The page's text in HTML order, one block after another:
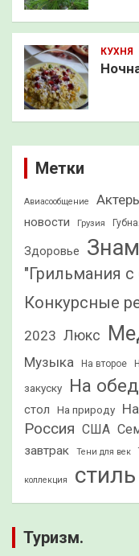
КУХНЯ
Метки
Авиасообщение
новости
Грузия
Здоровье
"Грильмания
Конкурсные
2023 Люкс
Музыка На второе
закуску На обед
стол
На природу
Россия США
завтрак
Тени для век
коллекция стиль
Туризм.